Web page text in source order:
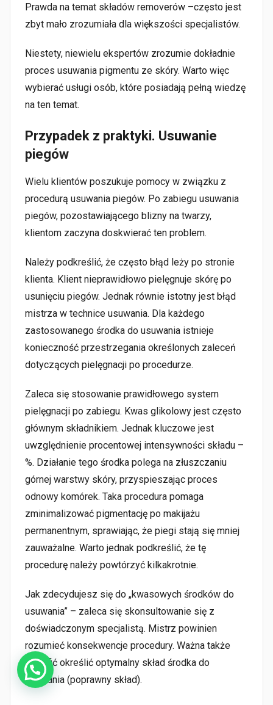
Prawda na temat składów removerów –często jest
zbyt mało zrozumiała dla większości specjalistów.
Niestety, niewielu ekspertów zrozumie dokładnie
proces usuwania pigmentu ze skóry. Warto więc
wybierać usługi osób, które posiadają pełną wiedzę
na ten temat.
Przypadek z praktyki. Usuwanie
piegów
Wielu klientów poszukuje pomocy w związku z
procedurą usuwania piegów. Po zabiegu usuwania
piegów, pozostawiającego blizny na twarzy,
klientom zaczyna doskwierać ten problem.
Należy podkreślić, że często błąd leży po stronie
klienta. Klient nieprawidłowo pielęgnuje skórę po
usunięciu piegów. Jednak równie istotny jest błąd
mistrza w technice usuwania. Dla każdego
zastosowanego środka do usuwania istnieje
konieczność przestrzegania określonych zaleceń
dotyczących pielęgnacji po procedurze.
Zaleca się stosowanie prawidłowego system
pielęgnacji po zabiegu. Kwas glikolowy jest często
głównym składnikiem. Jednak kluczowe jest
uwzględnienie procentowej intensywności składu –
%. Działanie tego środka polega na złuszczaniu
górnej warstwy skóry, przyspieszając proces
odnowy komórek. Taka procedura pomaga
zminimalizować pigmentację po makijażu
permanentnym, sprawiając, że piegi stają się mniej
zauważalne. Warto jednak podkreślić, że tę
procedurę należy powtórzyć kilkakrotnie.
Jak zdecydujesz się do „kwasowych środków do
usuwania” – zaleca się skonsultowanie się z
doświadczonym specjalistą. Mistrz powinien
rozumieć konsekwencje procedury. Ważna także
potrafić określić optymalny skład środka do
usuwania (poprawny skład).